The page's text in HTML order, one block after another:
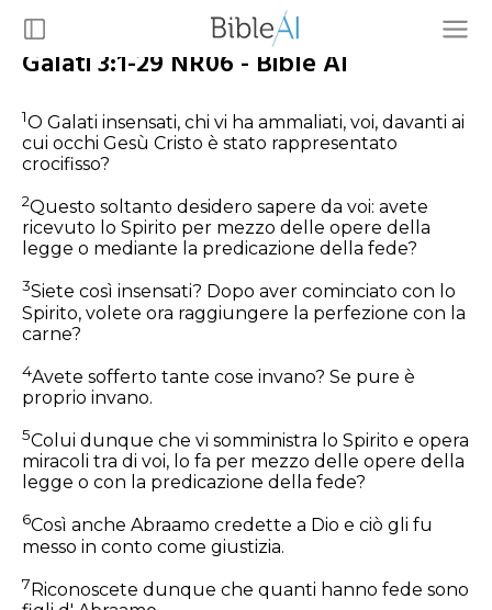
Galati 3:1-29 NR06 - Bible AI
1O Galati insensati, chi vi ha ammaliati, voi, davanti ai
cui occhi Gesù Cristo è stato rappresentato
crocifisso?
2Questo soltanto desidero sapere da voi: avete
ricevuto lo Spirito per mezzo delle opere della
legge o mediante la predicazione della fede?
3Siete così insensati? Dopo aver cominciato con lo
Spirito, volete ora raggiungere la perfezione con la
carne?
4Avete sofferto tante cose invano? Se pure è
proprio invano.
5Colui dunque che vi somministra lo Spirito e opera
miracoli tra di voi, lo fa per mezzo delle opere della
legge o con la predicazione della fede?
6Così anche Abraamo credette a Dio e ciò gli fu
messo in conto come giustizia.
7Riconoscete dunque che quanti hanno fede sono